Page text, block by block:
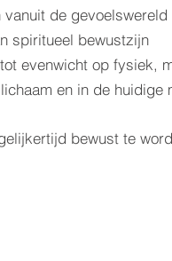
de gevoelswereld
spiritueel bewustzijn
evenwicht op fysiek,
en in de huidige
bewust te